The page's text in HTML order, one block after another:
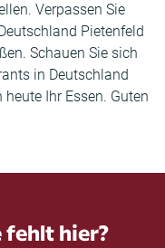
Verpassen Sie
Pietenfeld
Schauen Sie sich
in Deutschland
Ihr Essen. Guten
hier?